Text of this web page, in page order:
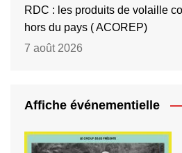
RDC : les produits de volaille
hors du pays ( ACOREP)
7 août 2026
Affiche événementielle